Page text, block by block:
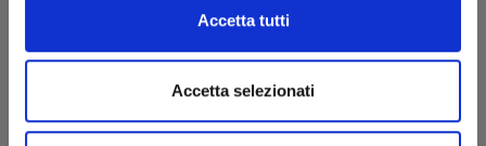
Accetta tutti
Accetta selezionati